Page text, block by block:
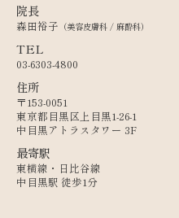
院長
森田裕子 （美容皮膚科 / 麻酔科）
TEL
03-6303-4800
住所
〒153-0051
東京都目黒区上目黒1-26-1
中目黒アトラスタワー 3F
最寄駅
東横線・日比谷線
中目黒駅 徒歩1分